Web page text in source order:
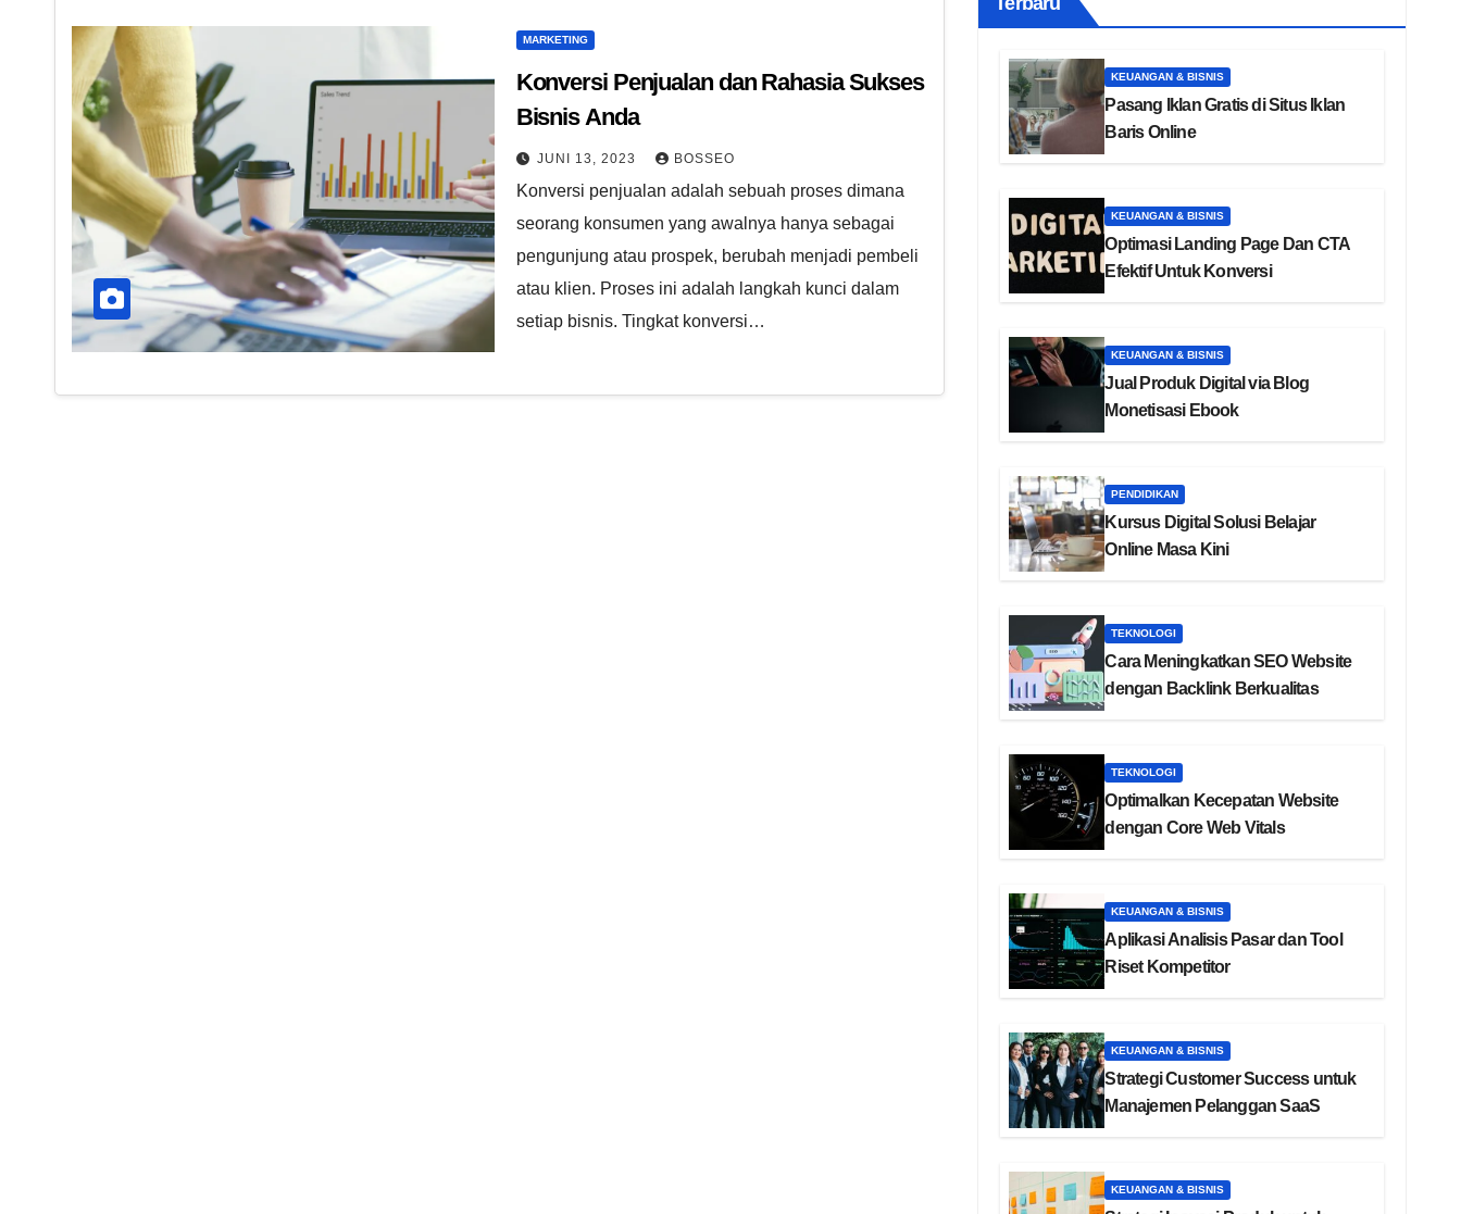
MARKETING
Konversi Penjualan dan Rahasia Sukses
Bisnis Anda
JUNI 13, 2023 BOSSEO
Konversi penjualan adalah sebuah proses dimana
seorang konsumen yang awalnya hanya sebagai
pengunjung atau prospek, berubah menjadi pembeli
atau klien. Proses ini adalah langkah kunci dalam
setiap bisnis. Tingkat konversi…
KEUANGAN & BISNIS
Pasang Iklan Gratis di Situs Iklan
Baris Online
KEUANGAN & BISNIS
Optimasi Landing Page Dan CTA
Efektif Untuk Konversi
KEUANGAN & BISNIS
Jual Produk Digital via Blog
Monetisasi Ebook
PENDIDIKAN
Kursus Digital Solusi Belajar
Online Masa Kini
TEKNOLOGI
Cara Meningkatkan SEO Website
dengan Backlink Berkualitas
TEKNOLOGI
Optimalkan Kecepatan Website
dengan Core Web Vitals
KEUANGAN & BISNIS
Aplikasi Analisis Pasar dan Tool
Riset Kompetitor
KEUANGAN & BISNIS
Strategi Customer Success untuk
Manajemen Pelanggan SaaS
KEUANGAN & BISNIS